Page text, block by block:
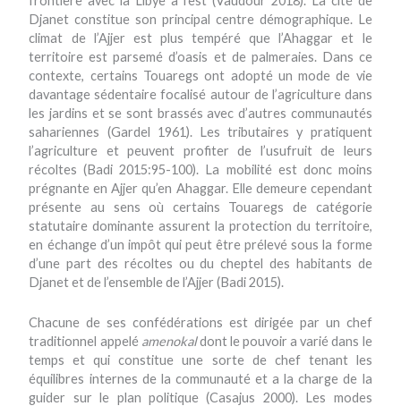
Djanet constitue son principal centre démographique. Le
climat de l’Ajjer est plus tempéré que l’Ahaggar et le
territoire est parsemé d’oasis et de palmeraies. Dans ce
contexte, certains Touaregs ont adopté un mode de vie
davantage sédentaire focalisé autour de l’agriculture dans
les jardins et se sont brassés avec d’autres communautés
sahariennes (Gardel 1961). Les tributaires y pratiquent
l’agriculture et peuvent profiter de l’usufruit de leurs
récoltes (Badi 2015:95-100). La mobilité est donc moins
prégnante en Ajjer qu’en Ahaggar. Elle demeure cependant
présente au sens où certains Touaregs de catégorie
statutaire dominante assurent la protection du territoire,
en échange d’un impôt qui peut être prélevé sous la forme
d’une part des récoltes ou du cheptel des habitants de
Djanet et de l’ensemble de l’Ajjer (Badi 2015).
Chacune de ses confédérations est dirigée par un chef
traditionnel appelé amenokaldont le pouvoir a varié dans le
temps et qui constitue une sorte de chef tenant les
équilibres internes de la communauté et a la charge de la
guider sur le plan politique (Casajus 2000). Les modes